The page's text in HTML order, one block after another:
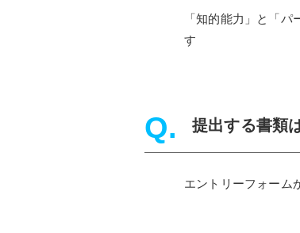
「知的能力」と「
す
提出する書類
エントリーフォーム